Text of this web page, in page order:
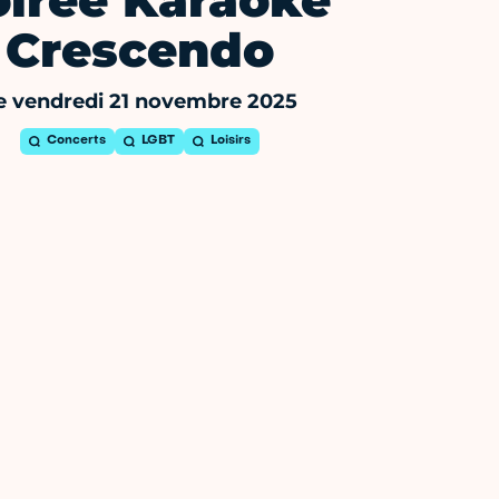
Crescendo
vendredi 21 novembre 2025
Concerts LGBT Loisirs